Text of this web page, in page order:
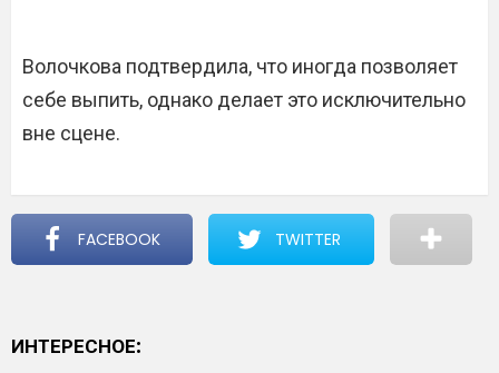
Волочкова подтвердила, что иногда позволяет
себе выпить, однако делает это исключительно
вне сцене.
FACEBOOK TWITTER
ИНТЕРЕСНОЕ: